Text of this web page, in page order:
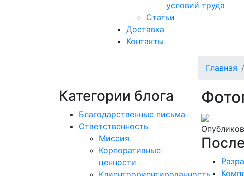
условий труда
Статьи
Доставка
Контакты
Главная
Категории блога
Благодарственные письма
Ответственность
Миссия
Корпоративные
ценности